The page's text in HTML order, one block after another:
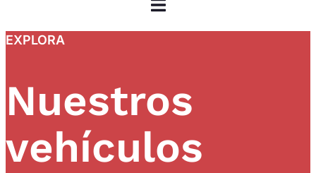
EXPLORA
Nuestros
vehículos